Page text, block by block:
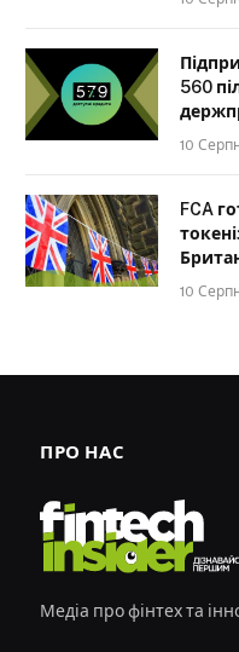
560
10
FCA
10
ПРО НАС
Медіа про фінтех та